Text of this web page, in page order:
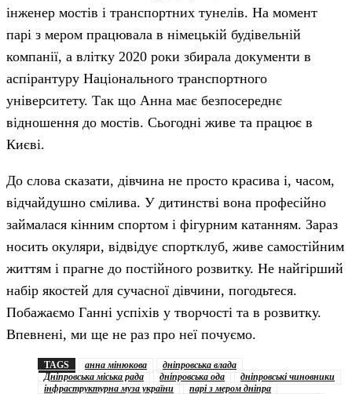
інженер мостів і транспортних тунелів. На момент
парі з мером працювала в німецькій будівельній
компанії, а влітку 2020 роки збирала документи в
аспірантуру Національного транспортного
університету. Так що Анна має безпосереднє
відношення до мостів. Сьогодні живе та працює в
Києві.
До слова сказати, дівчина не просто красива і, часом,
відчайдушно смілива. У дитинстві вона професійно
займалася кінним спортом і фігурним катанням. Зараз
носить окуляри, відвідує спортклуб, живе самостійним
життям і прагне до постійного розвитку. Не найгірший
набір якостей для сучасної дівчини, погодьтеся.
Побажаємо Ганні успіхів у творчості та в розвитку.
Впевнені, ми ще не раз про неї почуємо.
TAGS анна мінюкова
дніпровська влада
Дніпровська міська рада
дніпровська ода
дніпровські чиновники
інфраструктурна муза україни
парі з мером дніпра